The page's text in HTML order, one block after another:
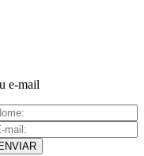
e-mail
ENVIAR